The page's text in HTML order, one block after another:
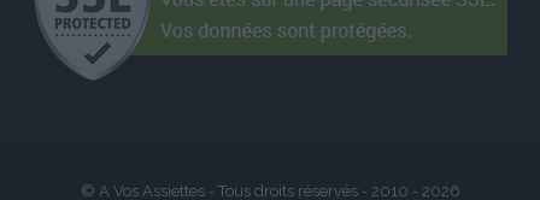
© A Vos Assiettes - Tous droits réservés - 2010 - 2026